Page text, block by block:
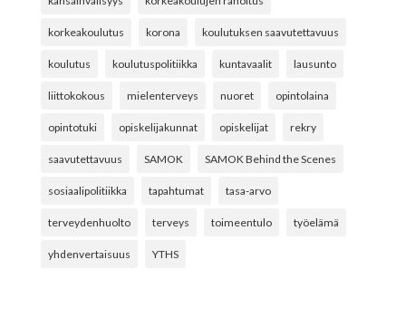
korkeakoulutus korona koulutuksen saavutettavuus
koulutus koulutuspolitiikka kuntavaalit lausunto
liittokokous mielenterveys nuoret opintolaina
opintotuki opiskelijakunnat opiskelijat rekry
saavutettavuus SAMOK SAMOK Behind the Scenes
sosiaalipolitiikka tapahtumat tasa-arvo
terveydenhuolto terveys toimeentulo työelämä
yhdenvertaisuus YTHS